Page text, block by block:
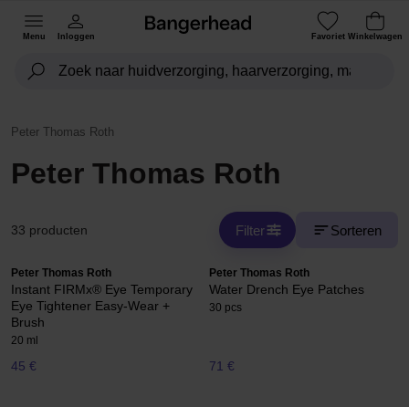
Menu Inloggen Favoriet Winkelwagen
Peter Thomas Roth
Peter Thomas Roth
33 producten Filter Sorteren
Peter Thomas Roth
Instant FIRMx® Eye Temporary
Eye Tightener Easy-Wear +
Brush
20 ml
45 €
Peter Thomas Roth
Water Drench Eye Patches
30 pcs
71 €